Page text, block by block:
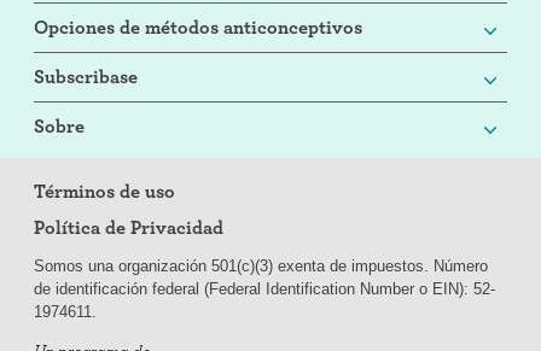
Opciones de métodos anticonceptivos
Subscribase
Sobre
Términos de uso
Política de Privacidad
Somos una organización 501(c)(3) exenta de impuestos. Número
de identificación federal (Federal Identification Number o EIN): 52-
1974611.